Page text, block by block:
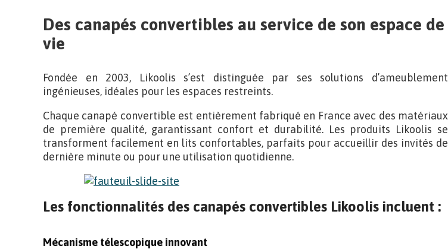
Des canapés convertibles au service de son espace de
vie
Fondée en 2003, Likoolis s’est distinguée par ses solutions d’ameublement
ingénieuses, idéales pour les espaces restreints.
Chaque canapé convertible est entièrement fabriqué en France avec des matériaux
de première qualité, garantissant confort et durabilité. Les produits Likoolis se
transforment facilement en lits confortables, parfaits pour accueillir des invités de
dernière minute ou pour une utilisation quotidienne.
Les fonctionnalités des canapés convertibles Likoolis incluent :
Mécanisme télescopique innovant